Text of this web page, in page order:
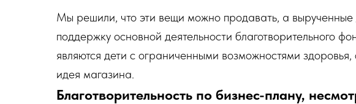
Мы решили, что эти вещи можно продавать, а вырученные
поддержку основной деятельности благотворительного
являются дети с ограниченными возможностями
идея магазина.
Благотворительность по бизнес-плану,